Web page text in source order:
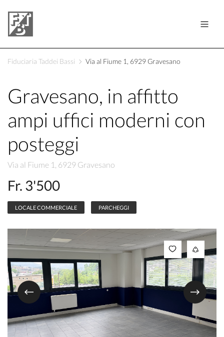
Fiduciaria Taddei Bassi Via al Fiume 1, 6929 Gravesano
Gravesano, in affitto
ampi uffici moderni con
posteggi
Via al Fiume 1, 6929 Gravesano
Fr. 3'500
LOCALE COMMERCIALE PARCHEGGI